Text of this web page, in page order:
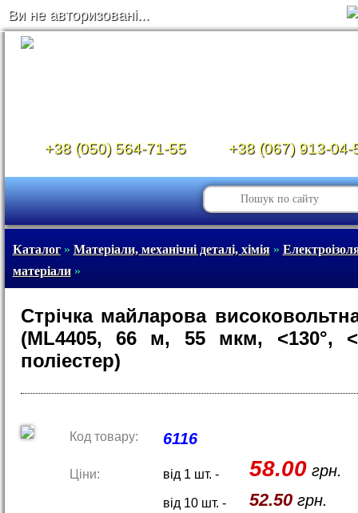
Ви не авторизовані...
+38 (050) 564-71-55 +38 (067) 913-04-
Каталог» Матеріали, механічні деталі, хімія»
матеріали»
Стрічка майларова
(ML4405, 66 м, 55 мкм, <130°,
поліестер)
Код товару: 6116
Ціни: від 1 шт. - 58.00грн.
від 10 шт. - 52.50грн.